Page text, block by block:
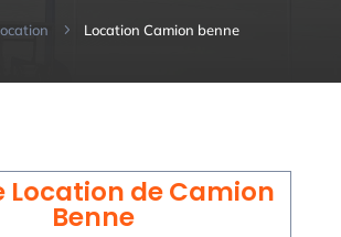
5 Location Camion benne
Location de Camion
Benne